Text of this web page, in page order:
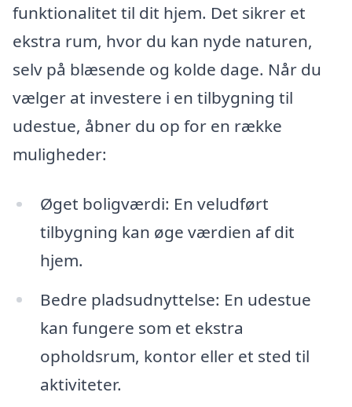
funktionalitet til dit hjem. Det sikrer et
ekstra rum, hvor du kan nyde naturen,
selv på blæsende og kolde dage. Når du
vælger at investere i en tilbygning til
udestue, åbner du op for en række
muligheder:
Øget boligværdi: En veludført
tilbygning kan øge værdien af dit
hjem.
Bedre pladsudnyttelse: En udestue
kan fungere som et ekstra
opholdsrum, kontor eller et sted til
aktiviteter.